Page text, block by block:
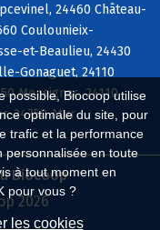
possible, Biocoop utilise
optimale du site, pour
trafic et la performance
personnalisée en toute
à tout moment en
pour vous ?
les cookies
24460 Château-
Coulounieix-
et-Beaulieu, 24430
Gonaguet, 24110
Mensignac, 24110
24750 Atur
Biocoop
2026